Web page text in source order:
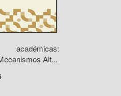
Alt...